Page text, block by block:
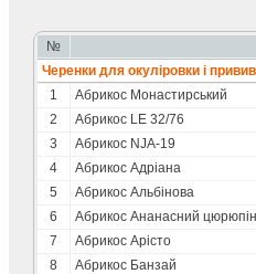
№
Черенки для окулiровки i
1
Абрикоc Монастирський
2
Абрикос LE 32/76
3
Абрикос NJA-19
4
Абрикос Адріана
5
Абрикос Альбінова
6
Абрикос Ананасний
7
Абрикос Арісто
8
Абрикос Банзай